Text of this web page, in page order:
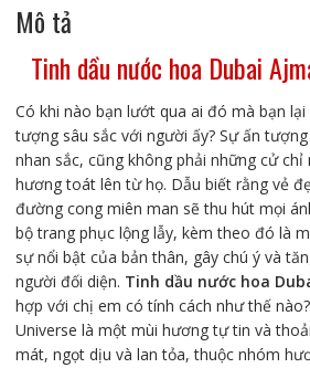
Mô tả
Tinh dầu nước hoa Dubai
Có khi nào bạn lướt qua ai đó mà bạn
tượng sâu sắc với người ấy? Sự ấn
nhan sắc, cũng không phải những cử
hương toát lên từ họ. Dẫu biết rằng vẻ
đường cong miên man sẽ thu hút mọi
bộ trang phục lộng lẫy, kèm theo đó là
sự nổi bật của bản thân, gây chú ý và
người đối diện. Tinh dầu nước hoa
hợp với chị em có tính cách như thế
Universe là một mùi hương tự tin và
mát, ngọt dịu và lan tỏa, thuộc nhóm